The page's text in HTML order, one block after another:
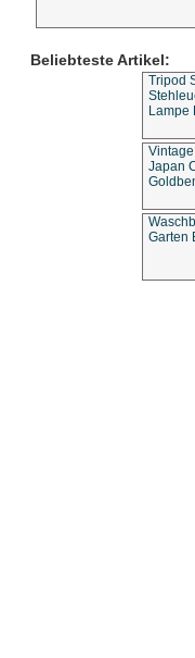
Beliebteste Artikel:
Tripod
Lampe
Japan
Garten